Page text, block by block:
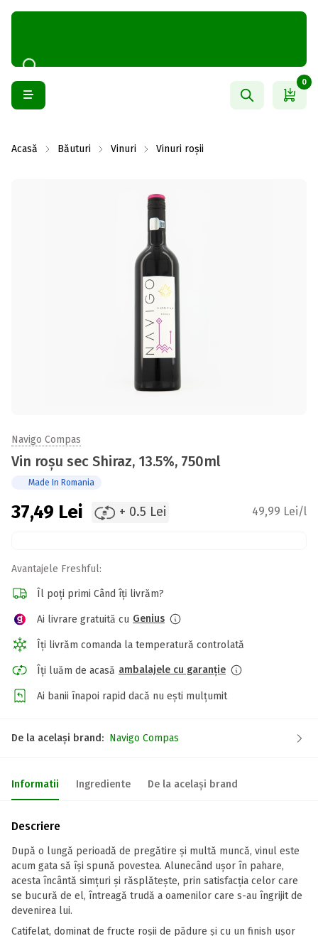
0
Acasă Băuturi Vinuri Vinuri roșii
Navigo Compas
Vin roșu sec Shiraz, 13.5%, 750ml
Made In Romania
37,49 Lei + 0.5 Lei 49,99 Lei/l
Avantajele Freshful:
Îl poți primi Când îți livrăm?
Ai livrare gratuită cu Genius
Îți livrăm comanda la temperatură controlată
Îți luăm de acasă ambalajele cu garanție
Ai banii înapoi rapid dacă nu ești mulțumit
De la același brand: Navigo Compas
Informatii Ingrediente De la același brand
Descriere
După o lungă perioadă de pregătire și multă muncă, vinul este
acum gata să își spună povestea. Alunecând ușor în pahare,
acesta încântă simțuri și răsplătește, prin satisfacția celor care
se bucură de el, întreagă trudă a oamenilor care s-au îngrijit de
devenirea lui.
Catifelat, dominat de fructe roșii de pădure și cu un finish ușor